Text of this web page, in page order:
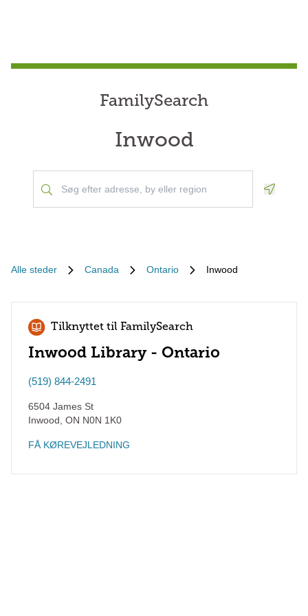
FamilySearch
Inwood
Alle steder Canada Ontario Inwood
Tilknyttet til FamilySearch
Inwood Library - Ontario
(519) 844-2491
6504 James St
Inwood ON N0N 1K0
FÅ KØREVEJLEDNING